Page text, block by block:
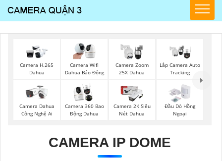
Camera H.265
Dahua
Camera Wifi
Dahua Báo Động
Camera Zoom
25X Dahua
Lắp Camera Auto
Tracking
Camera Dahua
Công Nghệ Ai
Camera 360 Bao
Động Dahua
Camera 2K Siêu
Nét Dahua
Đầu Dò Hồng
Ngoại
CAMERA IP DOME